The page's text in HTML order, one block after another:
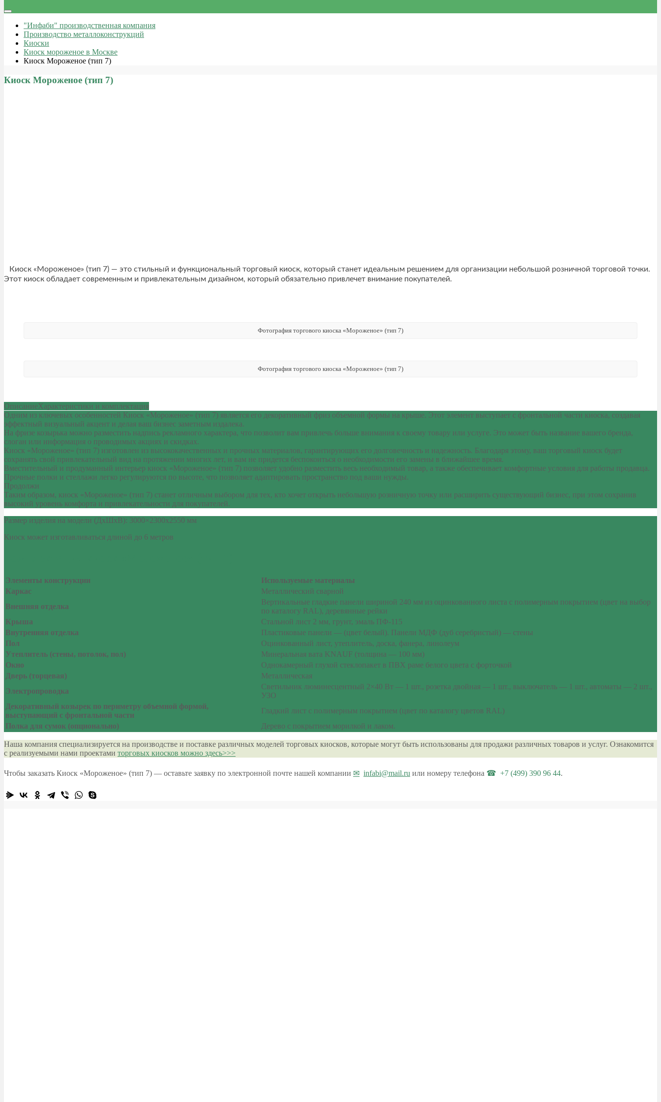
"Инфаби" производственная компания
Производство металлоконструкций
Киоски
Киоск мороженое в Москве
Киоск Мороженое (тип 7)
Киоск Мороженое (тип 7)
Киоск «Мороженое» (тип 7) — это стильный и функциональный торговый киоск, который станет идеальным решением для организации небольшой розничной торговой точки.
Этот киоск обладает современным и привлекательным дизайном, который обязательно привлечет внимание покупателей.
Фотография торгового киоска «Мороженое» (тип 7)
Фотография торгового киоска «Мороженое» (тип 7)
ОписаниеХарактеристики и комплектация
Одним из ключевых особенностей Киоск «Мороженое» (тип 7) является его декоративный фриз объемной формы на крыше. Этот элемент выступает с фронтальной части киоска, создавая
эффектный визуальный акцент и делая ваш бизнес заметным издалека.
На фризе козырька можно разместить надпись рекламного характера, что позволит вам привлечь больше внимания к своему товару или услуге. Это может быть название вашего бренда,
слоган или информация о проводимых акциях и скидках.
Киоск «Мороженое» (тип 7) изготовлен из высококачественных и прочных материалов, гарантирующих его долговечность и надежность. Благодаря этому, ваш торговый киоск будет
сохранять свой привлекательный вид на протяжении многих лет, и вам не придется беспокоиться о необходимости его замены в ближайшее время.
Вместительный и продуманный интерьер киоск «Мороженое» (тип 7) позволяет удобно разместить весь необходимый товар, а также обеспечивает комфортные условия для работы продавца.
Прочные полки и стеллажи легко регулируются по высоте, что позволяет адаптировать пространство под ваши нужды.
Продолжи
Таким образом, киоск «Мороженое» (тип 7) станет отличным выбором для тех, кто хочет открыть небольшую розничную точку или расширить существующий бизнес, при этом сохранив
высокий уровень комфорта и привлекательности для покупателей.
Размер изделия на модели (ДхШхВ): 3000×2300х2550 мм
Киоск может изготавливаться длиной до 6 метров
Элементы конструкции
Используемые материалы
Каркас
Металлический сварной
Внешняя отделка
Вертикальные гладкие панели шириной 240 мм из оцинкованного листа с полимерным покрытием (цвет на выбор
по каталогу RAL), деревянные рейки
Крыша
Стальной лист 2 мм, грунт, эмаль ПФ-115
Внутренняя отделка
Пластиковые панели — (цвет белый). Панели МДФ (дуб серебристый) — стены
Пол
Оцинкованный лист, утеплитель, доска, фанера, линолеум
Утеплитель (стены, потолок, пол)
Минеральная вата KNAUF (толщина — 100 мм)
Окно
Однокамерный глухой стеклопакет в ПВХ раме белого цвета с форточкой
Дверь (торцевая)
Металлическая
Электропроводка
Светильник люминесцентный 2×40 Вт — 1 шт., розетка двойная — 1 шт., выключатель — 1 шт., автоматы — 2 шт.,
УЗО
Декоративный козырек по периметру объемной формой,
выступающий с фронтальной части
Гладкий лист с полимерным покрытием (цвет по каталогу цветов RAL)
Полка для сумок (опционально)
Дерево с покрытием морилкой и лаком.
Наша компания специализируется на производстве и поставке различных моделей торговых киосков, которые могут быть использованы для продажи различных товаров и услуг. Ознакомится
с реализуемыми нами проектами торговых киосков можно здесь>>>
Чтобы заказать Киоск «Мороженое» (тип 7) — оставьте заявку по электронной почте нашей компании infabi@mail.ru или номеру телефона +7 (499) 390 96 44.